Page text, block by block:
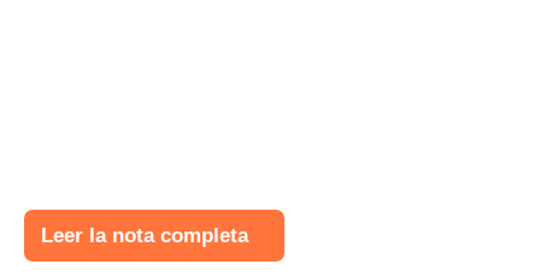
Leer la nota completa